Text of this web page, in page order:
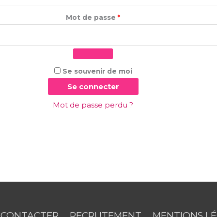
Mot de passe *
Se souvenir de moi
Se connecter
Mot de passe perdu ?